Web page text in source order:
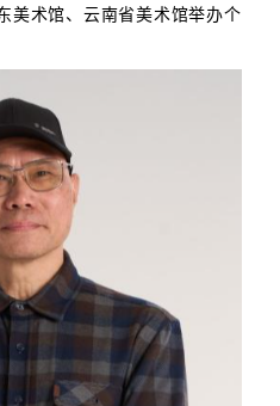
美术馆、云南省美术馆举办个